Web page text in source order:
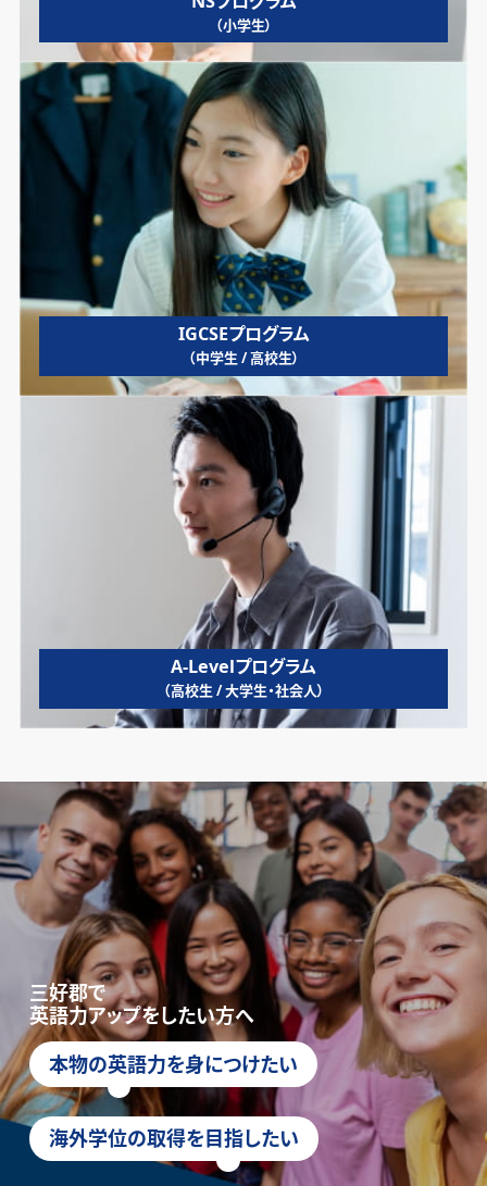
（小学生）
IGCSEプログラム
（中学生 / 高校生）
A-Levelプログラム
（高校生 / 大学生・社会人）
三好郡で
英語力アップをしたい方へ
本物の英語力を身につけたい
海外学位の取得を目指したい